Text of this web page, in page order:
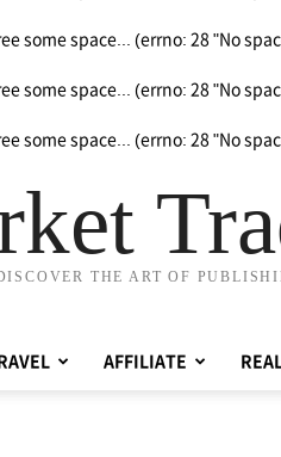
some space... (errno: 28 "No
some space... (errno: 28 "No
some space... (errno: 28 "No
THE ART OF
AFFILIATE